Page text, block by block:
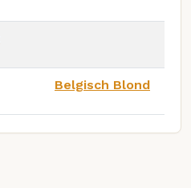
Belgisch Blond